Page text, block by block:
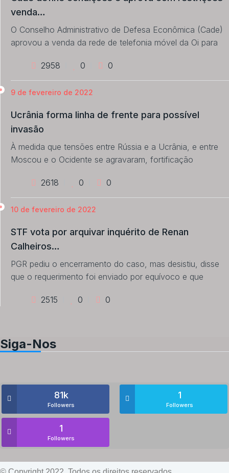
venda…
O Conselho Administrativo de Defesa Econômica (Cade)
aprovou a venda da rede de telefonia móvel da Oi para
2958 0 0
9 de fevereiro de 2022
Ucrânia forma linha de frente para possível
invasão
À medida que tensões entre Rússia e a Ucrânia, e entre
Moscou e o Ocidente se agravaram, fortificação
2618 0 0
10 de fevereiro de 2022
STF vota por arquivar inquérito de Renan
Calheiros…
PGR pediu o encerramento do caso, mas desistiu, disse
que o requerimento foi enviado por equívoco e que
2515 0 0
Siga-Nos
81k
Followers
1
Followers
1
Followers